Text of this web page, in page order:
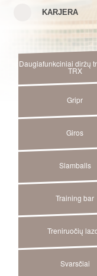
KARJERA
Daugiafunkciniai diržų
TRX
Gripr
Giros
Slamballs
Training bar
Treniruočių
Svarsčiai